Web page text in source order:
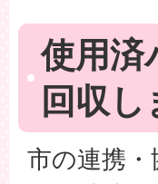
使用済
回収し
市の連携